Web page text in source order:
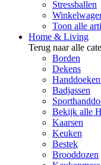
Stressballen
Toon alle
Home & Living
Terug naar alle
Borden
Dekens
Badjassen
Bekijk alle
Kaarsen
Keuken
Bestek
Brooddozen